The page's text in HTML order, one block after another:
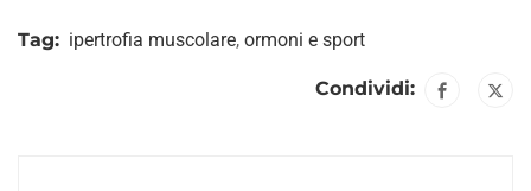
Tag: ipertrofia muscolare, ormoni e sport
Condividi: